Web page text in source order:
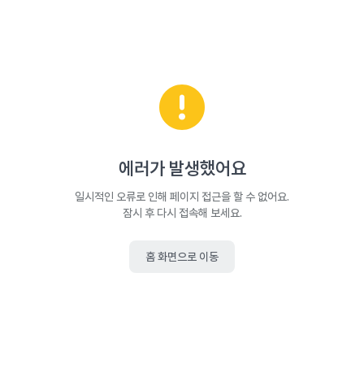
에러가 발생했어요
일시적인 오류로 인해 페이지 접근을 할 수 없어요.
잠시 후 다시 접속해 보세요.
홈 화면으로 이동